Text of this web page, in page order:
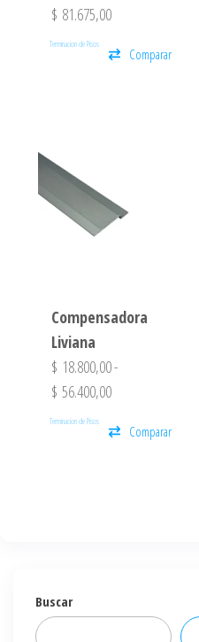
$ 81.675,00
Terminacion de Pisos
Comparar
Compensadora
Liviana
$ 18.800,00-
$ 56.400,00
Terminacion de Pisos
Comparar
Buscar